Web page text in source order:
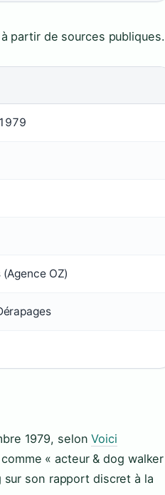
partir de sources publiques.
OZ)
1979, selonVoici
« acteur & dog walker
son rapport discret à la